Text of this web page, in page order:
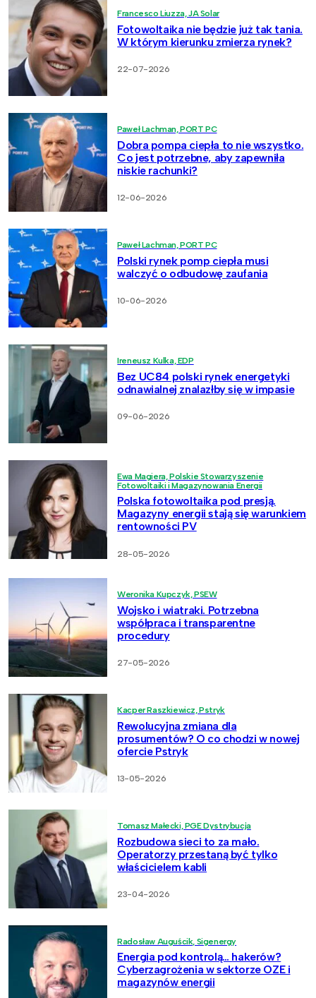
Francesco Liuzza, JA Solar
Fotowoltaika nie będzie już tak tania.
W którym kierunku zmierza rynek?
22-07-2026
Paweł Lachman, PORT PC
Dobra pompa ciepła to nie wszystko.
Co jest potrzebne, aby zapewniła
niskie rachunki?
12-06-2026
Paweł Lachman, PORT PC
Polski rynek pomp ciepła musi
walczyć o odbudowę zaufania
10-06-2026
Ireneusz Kulka, EDP
Bez UC84 polski rynek energetyki
odnawialnej znalazłby się w impasie
09-06-2026
Ewa Magiera, Polskie Stowarzyszenie
Fotowoltaiki i Magazynowania Energii
Polska fotowoltaika pod presją.
Magazyny energii stają się warunkiem
rentowności PV
28-05-2026
Weronika Kupczyk, PSEW
Wojsko i wiatraki. Potrzebna
współpraca i transparentne
procedury
27-05-2026
Kacper Raszkiewicz, Pstryk
Rewolucyjna zmiana dla
prosumentów? O co chodzi w nowej
ofercie Pstryk
13-05-2026
Tomasz Małecki, PGE Dystrybucja
Rozbudowa sieci to za mało.
Operatorzy przestaną być tylko
właścicielem kabli
23-04-2026
Radosław Auguścik, Sigenergy
Energia pod kontrolą… hakerów?
Cyberzagrożenia w sektorze OZE i
magazynów energii